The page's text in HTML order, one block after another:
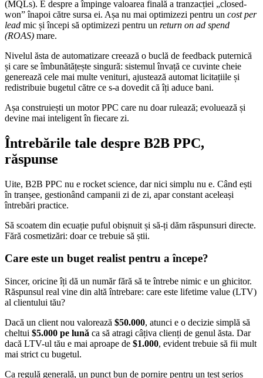
(MQLs). E despre a împinge valoarea finală a tranzacției „closed-
won” înapoi către sursa ei. Așa nu mai optimizezi pentru un cost per
lead mic și începi să optimizezi pentru un return on ad spend
(ROAS) mare.
Nivelul ăsta de automatizare creează o buclă de feedback puternică
și care se îmbunătățește singură: sistemul învață ce cuvinte cheie
generează cele mai multe venituri, ajustează automat licitațiile și
redistribuie bugetul către ce s-a dovedit că îți aduce bani.
Așa construiești un motor PPC care nu doar rulează; evoluează și
devine mai inteligent în fiecare zi.
Întrebările tale despre B2B PPC,
răspunse
Uite, B2B PPC nu e rocket science, dar nici simplu nu e. Când ești
în tranșee, gestionând campanii zi de zi, apar constant aceleași
întrebări practice.
Să scoatem din ecuație puful obișnuit și să-ți dăm răspunsuri directe.
Fără cosmetizări: doar ce trebuie să știi.
Care este un buget realist pentru a începe?
Sincer, oricine îți dă un număr fără să te întrebe nimic e un ghicitor.
Răspunsul real vine din altă întrebare: care este lifetime value (LTV)
al clientului tău?
Dacă un client nou valorează $50.000, atunci e o decizie simplă să
cheltui $5.000 pe lună ca să atragi câțiva clienți de genul ăsta. Dar
dacă LTV-ul tău e mai aproape de $1.000, evident trebuie să fii mult
mai strict cu bugetul.
Ca regulă generală, un punct bun de pornire pentru un test serios